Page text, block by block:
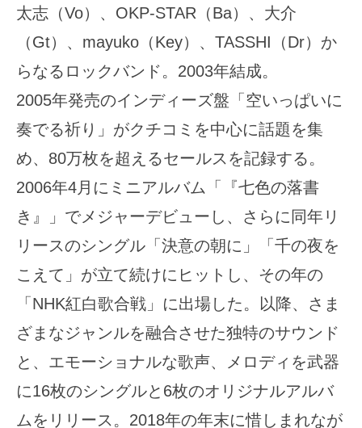
太志（Vo）、OKP-STAR（Ba）、大介
（Gt）、mayuko（Key）、TASSHI（Dr）か
らなるロックバンド。2003年結成。
2005年発売のインディーズ盤「空いっぱいに
奏でる祈り」がクチコミを中心に話題を集
め、80万枚を超えるセールスを記録する。
2006年4月にミニアルバム「『七色の落書
き』」でメジャーデビューし、さらに同年リ
リースのシングル「決意の朝に」「千の夜を
こえて」が立て続けにヒットし、その年の
「NHK紅白歌合戦」に出場した。以降、さま
ざまなジャンルを融合させた独特のサウンド
と、エモーショナルな歌声、メロディを武器
に16枚のシングルと6枚のオリジナルアルバ
ムをリリース。2018年の年末に惜しまれなが